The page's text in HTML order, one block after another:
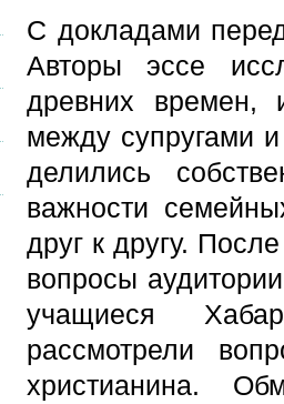
С докладами
Авторы эссе
древних времен,
между супругами
делились
важности
друг к другу.
вопросы
учащиеся
рассмотрели
христианина.